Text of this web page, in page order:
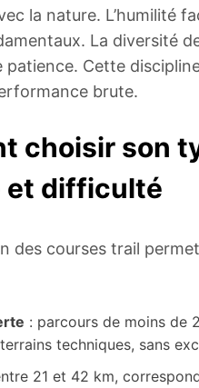
la nature. L’humilité
La diversité
Cette
brute.
choisir son
et difficulté
des courses trail
: parcours de moins de
techniques, sans
21 et 42 km,